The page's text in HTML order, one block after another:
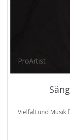
ProArtist
Vielfalt und Musik